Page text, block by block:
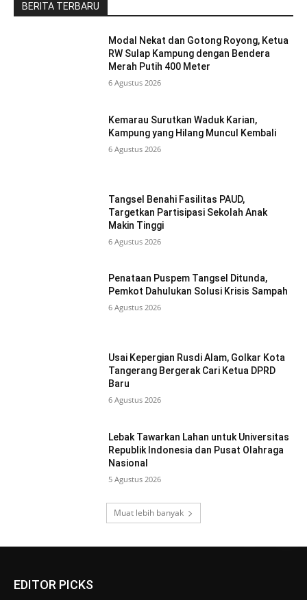
BERITA TERBARU
Modal Nekat dan Gotong Royong, Ketua
RW Sulap Kampung dengan Bendera
Merah Putih 400 Meter
6 Agustus 2026
Kemarau Surutkan Waduk Karian,
Kampung yang Hilang Muncul Kembali
6 Agustus 2026
Tangsel Benahi Fasilitas PAUD,
Targetkan Partisipasi Sekolah Anak
Makin Tinggi
6 Agustus 2026
Penataan Puspem Tangsel Ditunda,
Pemkot Dahulukan Solusi Krisis Sampah
6 Agustus 2026
Usai Kepergian Rusdi Alam, Golkar Kota
Tangerang Bergerak Cari Ketua DPRD
Baru
6 Agustus 2026
Lebak Tawarkan Lahan untuk Universitas
Republik Indonesia dan Pusat Olahraga
Nasional
5 Agustus 2026
Muat lebih banyak
EDITOR PICKS